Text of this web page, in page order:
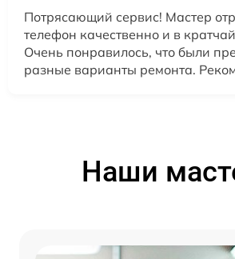
Потрясающий сервис! Мастер
телефон качественно и в
Очень понравилось, что были
разные варианты ремонта.
Наши